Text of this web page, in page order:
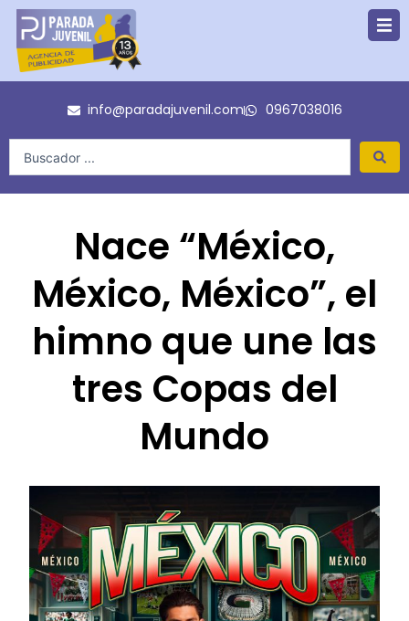
contenido
info@paradajuvenil.com 0967038016
Nace “México,
México, México”, el
himno que une las
tres Copas del
Mundo